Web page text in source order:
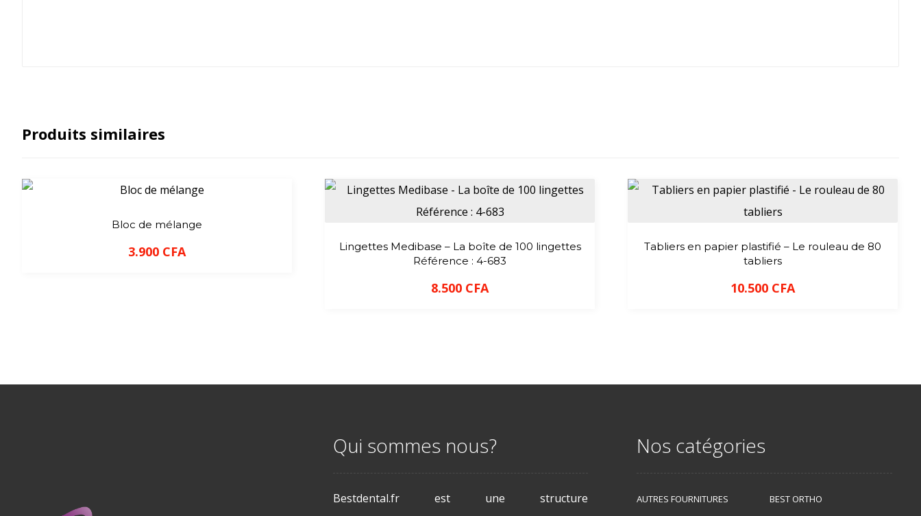
Produits similaires
Bloc de mélange
3.900 CFA
Lingettes Medibase – La boîte de 100 lingettes
Référence : 4-683
8.500 CFA
Tabliers en papier plastifié – Le rouleau de 80
tabliers
10.500 CFA
Qui sommes nous?
Bestdental.fr est une structure
Nos catégories
AUTRES FOURNITURESBEST ORTHO